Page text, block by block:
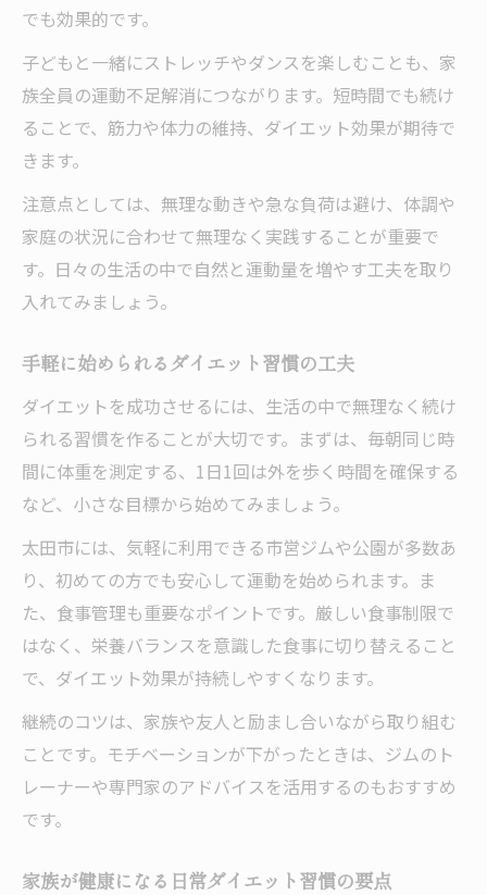
でも効果的です。
子どもと一緒にストレッチやダンスを楽しむことも、家
族全員の運動不足解消につながります。短時間でも続け
ることで、筋力や体力の維持、ダイエット効果が期待で
きます。
注意点としては、無理な動きや急な負荷は避け、体調や
家庭の状況に合わせて無理なく実践することが重要で
す。日々の生活の中で自然と運動量を増やす工夫を取り
入れてみましょう。
手軽に始められるダイエット習慣の工夫
ダイエットを成功させるには、生活の中で無理なく続け
られる習慣を作ることが大切です。まずは、毎朝同じ時
間に体重を測定する、1日1回は外を歩く時間を確保する
など、小さな目標から始めてみましょう。
太田市には、気軽に利用できる市営ジムや公園が多数あ
り、初めての方でも安心して運動を始められます。ま
た、食事管理も重要なポイントです。厳しい食事制限で
はなく、栄養バランスを意識した食事に切り替えること
で、ダイエット効果が持続しやすくなります。
継続のコツは、家族や友人と励まし合いながら取り組む
ことです。モチベーションが下がったときは、ジムのト
レーナーや専門家のアドバイスを活用するのもおすすめ
です。
家族が健康になる日常ダイエット習慣の要点